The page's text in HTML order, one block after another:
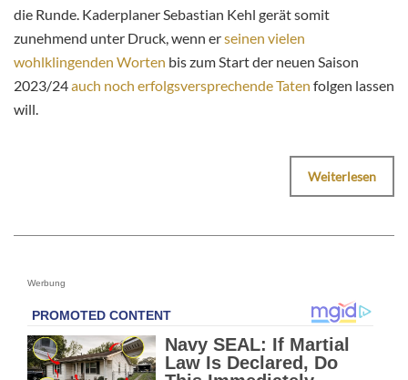
die Runde. Kaderplaner Sebastian Kehl gerät somit
zunehmend unter Druck, wenn erseinen vielen
wohlklingenden Worten bis zum Start der neuen Saison
2023/24auch noch erfolgsversprechende Taten folgen lassen
will.
Weiterlesen
Werbung